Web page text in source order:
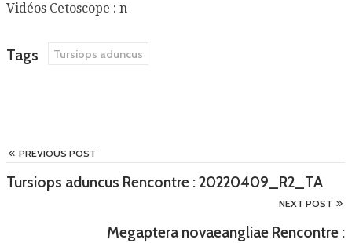
Vidéos Cetoscope : n
Tags Tursiops aduncus
PREVIOUS POST
Tursiops aduncus Rencontre : 20220409_R2_TA
NEXT POST
Megaptera novaeangliae Rencontre :